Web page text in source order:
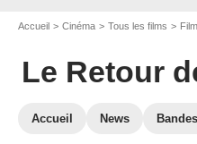
Accueil Cinéma Tous les films
Le Retour
Accueil News